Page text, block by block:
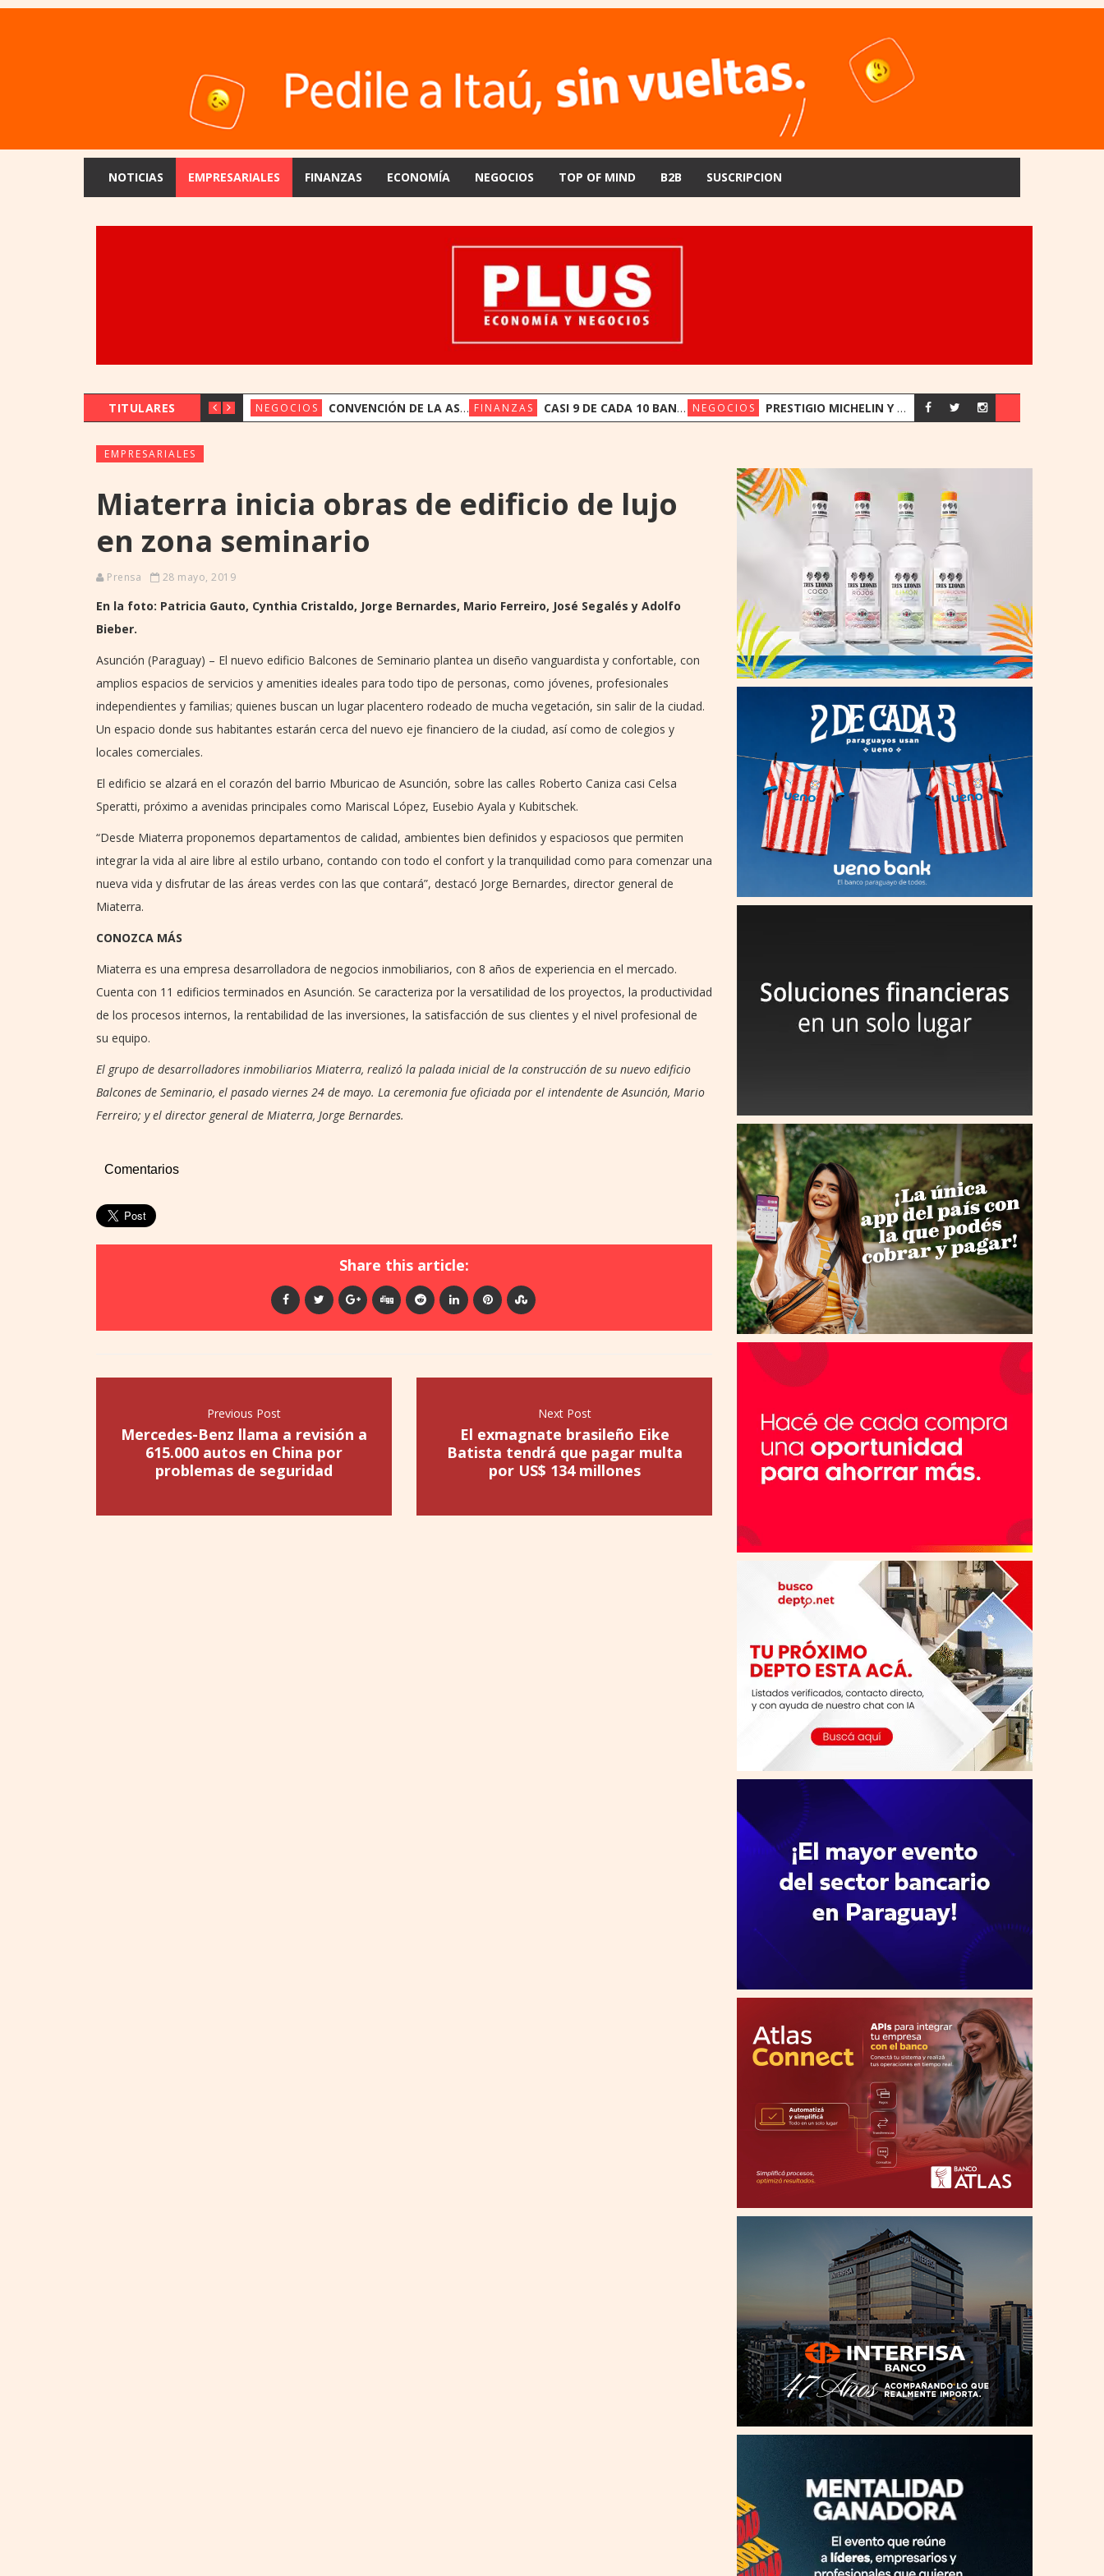
NOTICIAS EMPRESARIALES FINANZAS ECONOMÍA NEGOCIOS TOP OF MIND B2B SUSCRIPCION
TITULARES NEGOCIOS CONVENCIÓN DE LA ASOBAN REUNIÓ A CERCA DE 400 REFERENTES PARA DEBATIR EL FUTURO DEL SISTEMA FINANCIERO FINANZAS CASI 9 DE CADA 10 BANCOS RECHAZARON PRÉSTAMOS POR NO CUMPLIR REQUISITOS NEGOCIOS PRESTIGIO MICHELIN Y ESTÍMULOS SENSORIALES: LA APUESTA DE TALLEYRAND PARA CONMEMORAR SUS 50 AÑOS
EMPRESARIALES
Miaterra inicia obras de edificio de lujo
en zona seminario
Prensa 28 mayo, 2019
En la foto: Patricia Gauto, Cynthia Cristaldo, Jorge Bernardes, Mario Ferreiro, José Segalés y Adolfo
Bieber.
Asunción (Paraguay) – El nuevo edificio Balcones de Seminario plantea un diseño vanguardista y confortable, con
amplios espacios de servicios y amenities ideales para todo tipo de personas, como jóvenes, profesionales
independientes y familias; quienes buscan un lugar placentero rodeado de mucha vegetación, sin salir de la ciudad.
Un espacio donde sus habitantes estarán cerca del nuevo eje financiero de la ciudad, así como de colegios y
locales comerciales.
El edificio se alzará en el corazón del barrio Mburicao de Asunción, sobre las calles Roberto Caniza casi Celsa
Speratti, próximo a avenidas principales como Mariscal López, Eusebio Ayala y Kubitschek.
“Desde Miaterra proponemos departamentos de calidad, ambientes bien definidos y espaciosos que permiten
integrar la vida al aire libre al estilo urbano, contando con todo el confort y la tranquilidad como para comenzar una
nueva vida y disfrutar de las áreas verdes con las que contará”, destacó Jorge Bernardes, director general de
Miaterra.
CONOZCA MÁS
Miaterra es una empresa desarrolladora de negocios inmobiliarios, con 8 años de experiencia en el mercado.
Cuenta con 11 edificios terminados en Asunción. Se caracteriza por la versatilidad de los proyectos, la productividad
de los procesos internos, la rentabilidad de las inversiones, la satisfacción de sus clientes y el nivel profesional de
su equipo.
El grupo de desarrolladores inmobiliarios Miaterra, realizó la palada inicial de la construcción de su nuevo edificio
Balcones de Seminario, el pasado viernes 24 de mayo. La ceremonia fue oficiada por el intendente de Asunción, Mario
Ferreiro; y el director general de Miaterra, Jorge Bernardes.
Comentarios
Share this article:
Previous Post
Mercedes-Benz llama a revisión a
615.000 autos en China por
problemas de seguridad
Next Post
El exmagnate brasileño Eike
Batista tendrá que pagar multa
por US$ 134 millones